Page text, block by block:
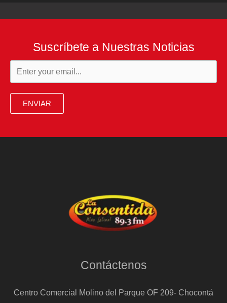
Suscríbete a Nuestras Noticias
ENVIAR
Contáctenos
Centro Comercial Molino del Parque OF 209- Chocontá